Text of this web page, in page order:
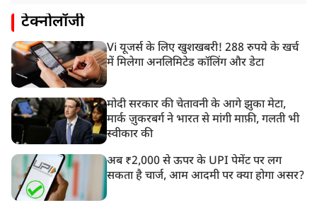
टेक्नोलॉजी
Vi यूजर्स के लिए खुशखबरी! 288 रुपये के खर्च
में मिलेगा अनलिमिटेड कॉलिंग और डेटा
मोदी सरकार की चेतावनी के आगे झुका मेटा,
मार्क ज़ुकरबर्ग ने भारत से मांगी माफ़ी, गलती भी
स्वीकार की
अब ₹2,000 से ऊपर के UPI पेमेंट पर लग
सकता है चार्ज, आम आदमी पर क्या होगा असर?